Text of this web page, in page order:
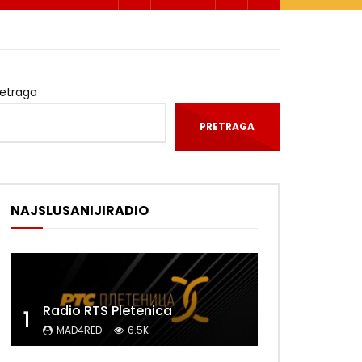
PRETRAGA
NAJSLUSANIJIRADIO
1 Radio RTS Pletenica
MAD4RED 6.5K